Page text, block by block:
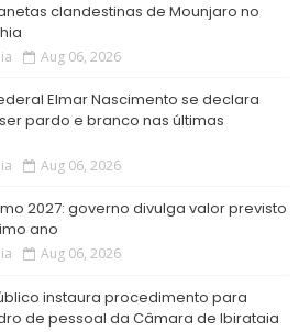
clandestinas de Mounjaro no
Aug 06, 2026
Elmar Nascimento se declara
pardo e branco nas últimas
Aug 06, 2026
2027: governo divulga valor previsto
ano
Aug 06, 2026
instaura procedimento para
de pessoal da Câmara de Ibirataia